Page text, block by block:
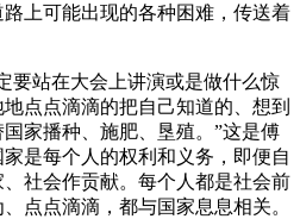
上可能出现的各种困难，传送着
要站在大会上讲演或是做什么惊
点点滴滴的把自己知道的、想到
家播种、施肥、垦殖。”这是傅
是每个人的权利和义务，即便自
社会作贡献。每个人都是社会前
点点滴滴，都与国家息息相关。